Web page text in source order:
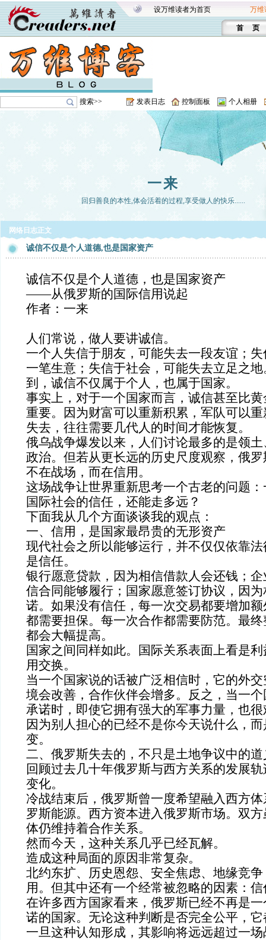
设万维读者为首页 万维
首 页
搜索>> 发表日志 控制面板 个人相册
一来
回归善良的本性,体会活着的过程,享受做人的快乐......
网络日志正文
诚信不仅是个人道德,也是国家资产
诚信不仅是个人道德，也是国家资产
——从俄罗斯的国际信用说起
作者：一来
人们常说，做人要讲诚信。
一个人失信于朋友，可能失去一段友谊；
一笔生意；失信于社会，可能失去立足之
到，诚信不仅属于个人，也属于国家。
事实上，对于一个国家而言，诚信甚至比
重要。因为财富可以重新积累，军队可以
失去，往往需要几代人的时间才能恢复。
俄乌战争爆发以来，人们讨论最多的是领
政治。但若从更长远的历史尺度观察，俄
不在战场，而在信用。
这场战争让世界重新思考一个古老的问题
国际社会的信任，还能走多远？
下面我从几个方面谈谈我的观点：
一、信用，是国家最昂贵的无形资产
现代社会之所以能够运行，并不仅仅依靠
是信任。
银行愿意贷款，因为相信借款人会还钱；
信合同能够履行；国家愿意签订协议，因
诺。如果没有信任，每一次交易都要增加
都需要担保。每一次合作都需要防范。最
都会大幅提高。
国家之间同样如此。国际关系表面上看是
用交换。
当一个国家说的话被广泛相信时，它的外
境会改善，合作伙伴会增多。反之，当一
承诺时，即使它拥有强大的军事力量，也
因为别人担心的已经不是你今天说什么，
变。
二、俄罗斯失去的，不只是土地争议中的道
回顾过去几十年俄罗斯与西方关系的发展
变化。
冷战结束后，俄罗斯曾一度希望融入西方
罗斯能源。西方资本进入俄罗斯市场。双
体仍维持着合作关系。
然而今天，这种关系几乎已经瓦解。
造成这种局面的原因非常复杂。
北约东扩、历史恩怨、安全焦虑、地缘竞
用。但其中还有一个经常被忽略的因素：
在许多西方国家看来，俄罗斯已经不再是
诺的国家。无论这种判断是否完全公平，
一旦这种认知形成，其影响将远远超过一